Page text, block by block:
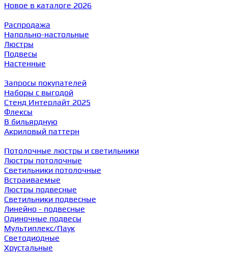
Новое в каталоге 2026
Распродажа
Напольно-настольные
Люстры
Подвесы
Настенные
Запросы покупателей
Наборы с выгодой
Стенд Интерлайт 2025
Флексы
В бильярдную
Акриловый паттерн
Потолочные люстры и светильники
Люстры потолочные
Светильники потолочные
Встраиваемые
Люстры подвесные
Светильники подвесные
Линейно - подвесные
Одиночные подвесы
Мультиплекс/Паук
Светодиодные
Хрустальные